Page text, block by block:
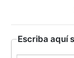
Escriba aquí